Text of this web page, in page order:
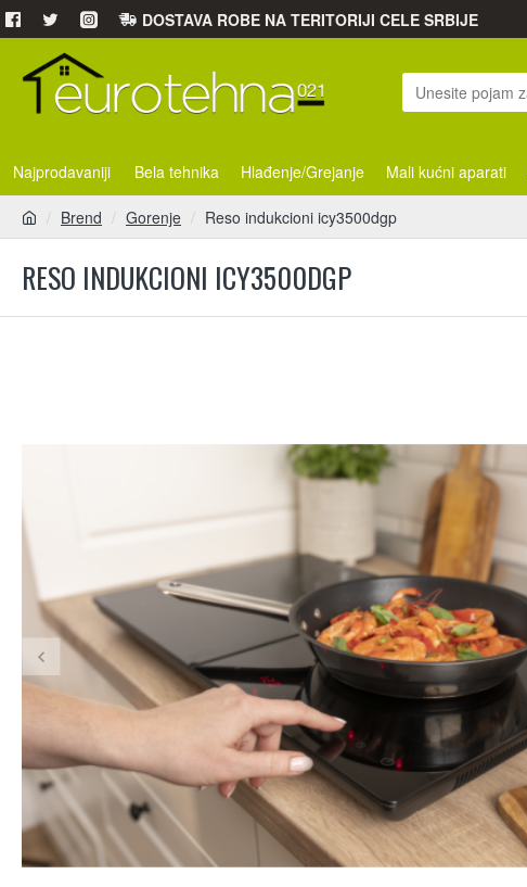
DOSTAVA ROBE NA TERITORIJI CELE SRBIJE
Najprodavaniji Bela tehnika Hlađenje/Grejanje Mali kućni aparati
Brend Gorenje Reso indukcioni icy3500dgp
RESO INDUKCIONI ICY3500DGP